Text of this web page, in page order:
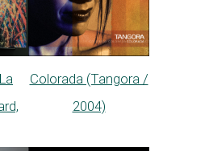
Colorada (Tangora /
2004)